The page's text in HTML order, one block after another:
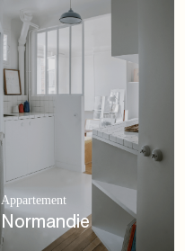
Appartement
Normandie